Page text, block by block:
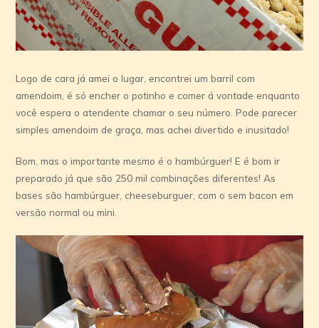
Logo de cara já amei o lugar, encontrei um barril com
amendoim, é só encher o potinho e comer á vontade enquanto
você espera o atendente chamar o seu número. Pode parecer
simples amendoim de graça, mas achei divertido e inusitado!
Bom, mas o importante mesmo é o hambúrguer! E é bom ir
preparado já que são 250 mil combinações diferentes! As
bases são hambúrguer, cheeseburguer, com o sem bacon em
versão normal ou mini.